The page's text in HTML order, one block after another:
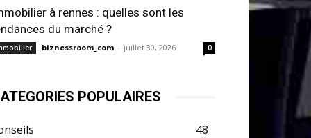
à rennes : quelles sont les
du marché ?
biznessroom_com - juillet 30, 2026 0
POPULAIRES
48